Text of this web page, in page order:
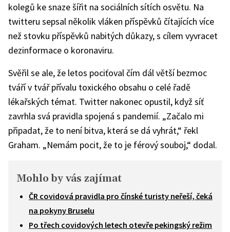
kolegů ke snaze šířit na sociálních sítích osvětu. Na
twitteru sepsal několik vláken příspěvků čítajících více
než stovku příspěvků nabitých důkazy, s cílem vyvracet
dezinformace o koronaviru.
Svěřil se ale, že letos pociťoval čím dál větší bezmoc
tváří v tvář přívalu toxického obsahu o celé řadě
lékařských témat. Twitter nakonec opustil, když síť
zavrhla svá pravidla spojená s pandemií. „Začalo mi
připadat, že to není bitva, která se dá vyhrát,“ řekl
Graham. „Nemám pocit, že to je férový souboj,“ dodal.
Mohlo by vás zajímat
ČR covidová pravidla pro čínské turisty neřeší, čeká
na pokyny Bruselu
Po třech covidových letech otevře pekingský režim